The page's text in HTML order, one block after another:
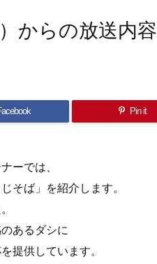
からの放送内容
Pin it
ーでは、
そば」を紹介します。
あるダシに
提供しています。